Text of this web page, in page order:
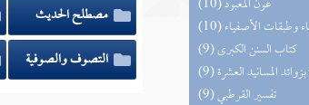
وطبقات الأصفياء
(9) كتاب السنن الكبرى
بزوائد المسانيد العشرة
(9) تفسير القرطبي
مصطلح الحديث
التصوف والصوفية